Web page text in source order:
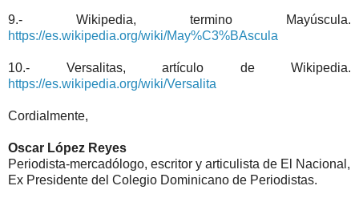
9.- Wikipedia, termino Mayúscula.
https://es.wikipedia.org/wiki/May%C3%BAscula
10.- Versalitas, artículo de Wikipedia.
https://es.wikipedia.org/wiki/Versalita
Cordialmente,
Oscar López Reyes
Periodista-mercadólogo, escritor y articulista de El Nacional,
Ex Presidente del Colegio Dominicano de Periodistas.